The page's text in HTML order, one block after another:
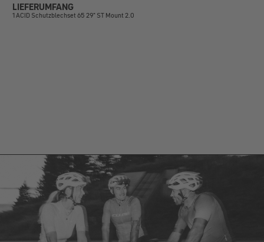
LIEFERUMFANG
1 ACID Schutzblechset 65 29" ST Mount 2.0